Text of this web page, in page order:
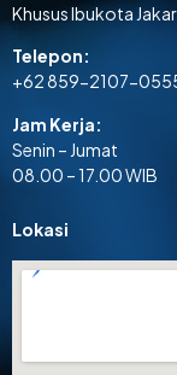
Khusus Ibukota
Telepon:
+62 859-2107-
Jam Kerja:
Senin – Jumat
08.00 – 17.00 WIB
Lokasi